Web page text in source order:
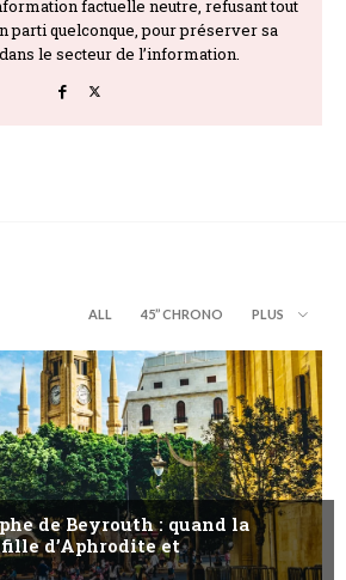
factuelle neutre, refusant tout
parti quelconque, pour préserver sa
le secteur de l’information.
ALL 45’’ CHRONO PLUS
de Beyrouth : quand la
d’Aphrodite et